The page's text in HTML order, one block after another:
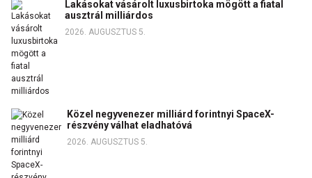
Lakásokat vásárolt luxusbirtoka mögött a fiatal
ausztrál milliárdos
2026. AUGUSZTUS 5.
Közel negyvenezer milliárd forintnyi SpaceX-
részvény válhat eladhatóvá
2026. AUGUSZTUS 5.